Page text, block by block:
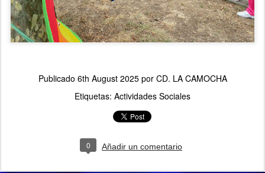
Publicado 6th August 2025por CD. LA CAMOCHA
Etiquetas: Actividades Sociales
0 Añadir un comentario